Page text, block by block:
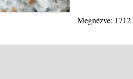
Megnézve: